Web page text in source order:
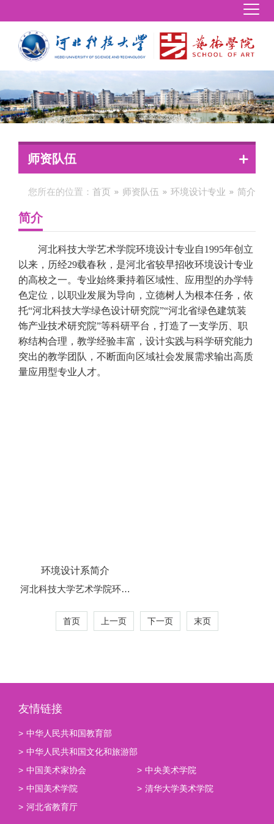
师资队伍
您所在的位置： 首页 师资队伍 环境设计专业 简介
简介
河北科技大学艺术学院环境设计专业自1995年创立
以来，历经29载春秋，是河北省较早招收环境设计专业
的高校之一。专业始终秉持着区域性、应用型的办学特
色定位，以职业发展为导向，立德树人为根本任务，依
托“河北科技大学绿色设计研究院”“河北省绿色建筑装
饰产业技术研究院”等科研平台，打造了一支学历、职
称结构合理，教学经验丰富，设计实践与科学研究能力
突出的教学团队，不断面向区域社会发展需求输出高质
量应用型专业人才。
环境设计系简介
河北科技大学艺术学院环境
来，历经29载春秋，是河北
区域性、应用型的办学特...
首页 上一页 下一页 末页
友情链接
> 中华人民共和国教育部
> 中华人民共和国文化和旅游部
> 中国美术家协会 > 中央美术学院
> 中国美术学院 > 清华大学美术学院
> 河北省教育厅